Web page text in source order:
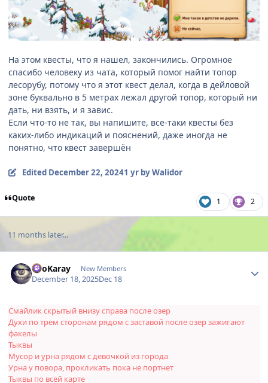
На этом квесты, что я нашел, закончились. Огромное
спасибо человеку из чата, который помог найти топор
лесорубу, потому что я этот квест делал, когда в дейловой
зоне буквально в 5 метрах лежал другой топор, который ни
дать, ни взять, и я завис.
Если что-то не так, вы напишите, все-таки квесты без
каких-либо индикаций и пояснений, даже иногда не
понятно, что квест завершён
Edited December 22, 20241 yrby Walidor
Quote 1 2
11 months later...
RyoKaray New Members
December 18, 2025Dec 18
Смайлик скрытый внизу справа после озер
Духи по трем сторонам рядом с заставой после озер зажигают
факелы
Тыквы
Мусор и урна рядом с девочкой из города
Урна у повора, прокликать пока не портнет
Тыквы по всей карте